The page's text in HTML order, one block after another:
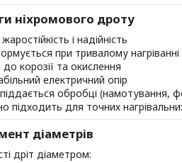
ніхромового дроту
і надійність
при тривалому нагріванні
корозії та окислення
електричний опір
обробці (намотування,
підходить для точних
діаметрів
дріт діаметром: